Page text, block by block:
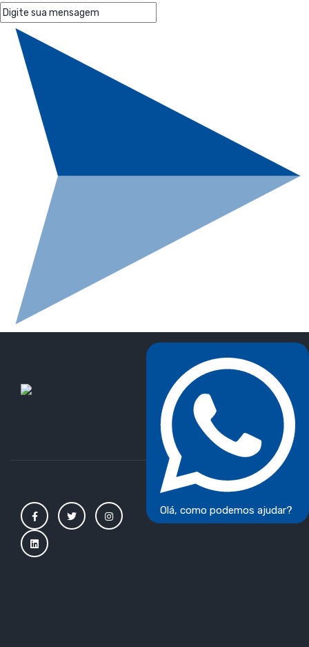
Olá, como podemos ajudar?